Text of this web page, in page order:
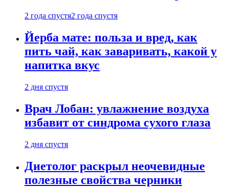
2 года спустя2 года спустя
Йерба мате: польза и вред, как
пить чай, как заваривать, какой у
напитка вкус
2 дня спустя
Врач Лобан: увлажнение воздуха
избавит от синдрома сухого глаза
2 дня спустя
Диетолог раскрыл неочевидные
полезные свойства черники